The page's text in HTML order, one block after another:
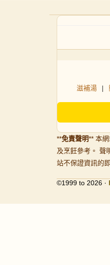
滋補湯 |
**免責聲明** 本
及烹飪參考。 聲
站不保證資訊的
©1999 to 2026 ·